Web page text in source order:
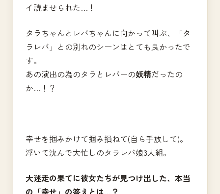
イ読ませられた…！
タラちゃんとレバちゃんに向かって叫ぶ、「タ
ラレバ」との別れのシーンはとても良かったで
す。
あの演出の為のタラとレバーの妖精だったの
か…！？
幸せを掴みかけて掴み損ねて(自ら手放して)。
浮いて沈んで大忙しのタラレバ娘3人組。
大迷走の果てに彼女たちが見つけ出した、本当
の「幸せ」の答えとは…？